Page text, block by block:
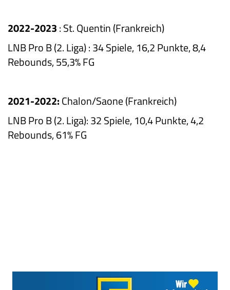
2022-2023:St. Quentin (Frankreich)
LNB Pro B (2. Liga):34 Spiele, 16,2 Punkte, 8,4
Rebounds, 55,3% FG
2021-2022:Chalon/Saone (Frankreich)
LNB Pro B (2. Liga):32 Spiele, 10,4 Punkte, 4,2
Rebounds, 61% FG